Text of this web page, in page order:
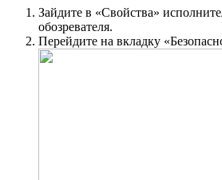
Зайдите в «Свойства»
обозревателя.
Перейдите на вкладку